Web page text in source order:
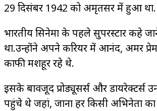
29 दिसंबर 1942 को अमृतसर में हुआ था.
भारतीय सिनेमा के पहले सुपरस्टार कहे
था.उन्होंने अपने करियर में आनंद, अमर
काफी मशहूर रहे थे.
इसके बावजूद प्रोड्यूसर्स और
पहुंचे थे जहां, जाना हर किसी अभिनेता